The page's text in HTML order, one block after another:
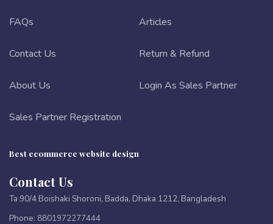
FAQs Articles
Contact Us Return & Refund
About Us Login As Sales Partner
Sales Partner Registration
Best ecommerce website design
Contact Us
Ta 90/4 Boishaki Shoroni, Badda, Dhaka 1212, Bangladesh
Phone: 8801972277444